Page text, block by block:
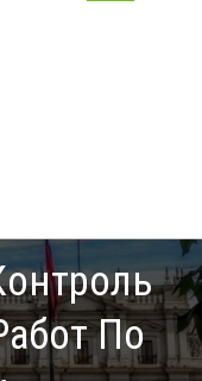
информацией и по
на рынке
По